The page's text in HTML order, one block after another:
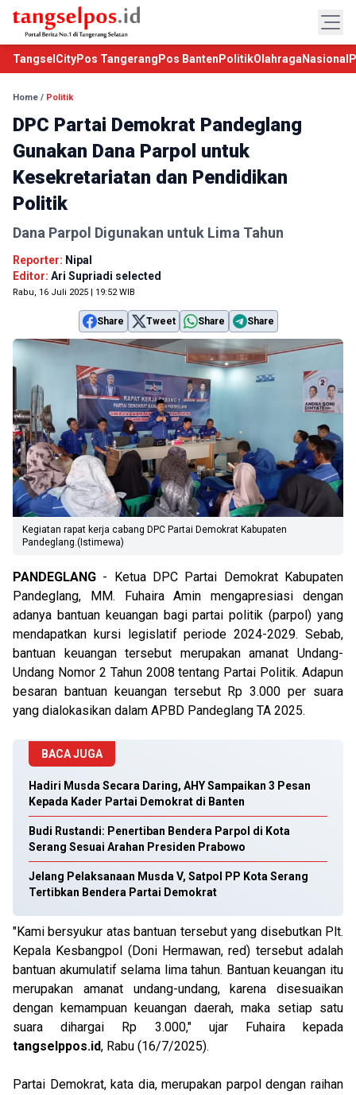
TangselCityPos Tangerang Pos Banten PolitikOlahraga Nasional
Home / Politik
DPC Partai Demokrat Pandeglang
Gunakan Dana Parpol untuk
Kesekretariatan dan Pendidikan
Politik
Dana Parpol Digunakan untuk Lima Tahun
Reporter: Nipal
Editor: Ari Supriadi selected
Rabu, 16 Juli 2025 | 19:52 WIB
Share Tweet Share Share
Kegiatan rapat kerja cabang DPC Partai Demokrat Kabupaten
Pandeglang.(Istimewa)
PANDEGLANG - Ketua DPC Partai Demokrat Kabupaten
Pandeglang, MM. Fuhaira Amin mengapresiasi dengan
adanya bantuan keuangan bagi partai politik (parpol) yang
mendapatkan kursi legislatif periode 2024-2029. Sebab,
bantuan keuangan tersebut merupakan amanat Undang-
Undang Nomor 2 Tahun 2008 tentang Partai Politik. Adapun
besaran bantuan keuangan tersebut Rp 3.000 per suara
yang dialokasikan dalam APBD Pandeglang TA 2025.
BACA JUGA
Hadiri Musda Secara Daring, AHY Sampaikan 3 Pesan
Kepada Kader Partai Demokrat di Banten
Budi Rustandi: Penertiban Bendera Parpol di Kota
Serang Sesuai Arahan Presiden Prabowo
Jelang Pelaksanaan Musda V, Satpol PP Kota Serang
Tertibkan Bendera Partai Demokrat
"Kami bersyukur atas bantuan tersebut yang disebutkan Plt.
Kepala Kesbangpol (Doni Hermawan, red) tersebut adalah
bantuan akumulatif selama lima tahun. Bantuan keuangan itu
merupakan amanat undang-undang, karena disesuaikan
dengan kemampuan keuangan daerah, maka setiap satu
suara dihargai Rp 3.000," ujar Fuhaira kepada
tangselppos.id, Rabu (16/7/2025).
Partai Demokrat, kata dia, merupakan parpol dengan raihan